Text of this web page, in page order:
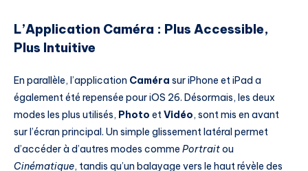
L’Application Caméra : Plus Accessible,
Plus Intuitive
En parallèle, l’application Caméra sur iPhone et iPad a
également été repensée pour iOS 26. Désormais, les deux
modes les plus utilisés, Photo etVidéo, sont mis en avant
sur l’écran principal. Un simple glissement latéral permet
d’accéder à d’autres modes comme Portraitou
Cinématique, tandis qu’un balayage vers le haut révèle des